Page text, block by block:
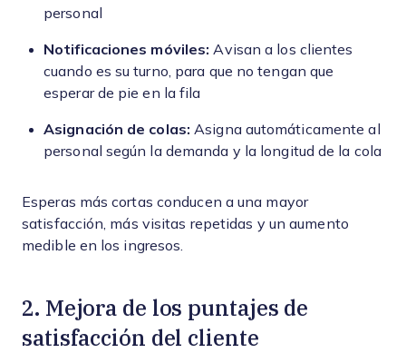
personal
Notificaciones móviles: Avisan a los clientes
cuando es su turno, para que no tengan que
esperar de pie en la fila
Asignación de colas: Asigna automáticamente al
personal según la demanda y la longitud de la cola
Esperas más cortas conducen a una mayor
satisfacción, más visitas repetidas y un aumento
medible en los ingresos.
2. Mejora de los puntajes de
satisfacción del cliente